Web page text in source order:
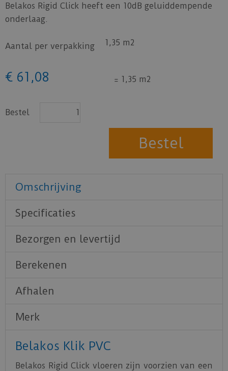
Belakos Rigid Click heeft een 10dB geluiddempende
onderlaag.
Aantal per verpakking 1,35 m2
€ 61 ,08 = 1,35 m2
Bestel
Omschrijving
Specificaties
Bezorgen en levertijd
Berekenen
Afhalen
Merk
Belakos Klik PVC
Belakos Rigid Click vloeren zijn voorzien van een